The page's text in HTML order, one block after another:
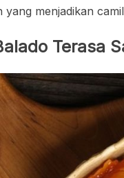
menjadikan
Terasa